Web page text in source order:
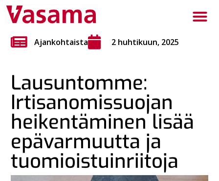
Ajankohtaista 2 huhtikuun, 2025
Lausuntomme:
Irtisanomissuojan
heikentäminen lisää
epävarmuutta ja
tuomioistuinriitoja